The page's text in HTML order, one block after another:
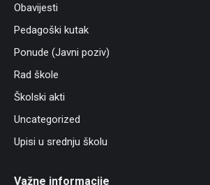
Obavijesti
Pedagoški kutak
Ponude (Javni poziv)
Rad škole
Školski akti
Uncategorized
Upisi u srednju školu
Važne informacije